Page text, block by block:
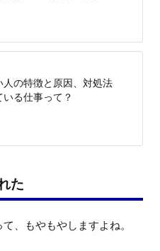
人の特徴と原因、対処法
いる仕事って？
た
、もやもやしますよね。